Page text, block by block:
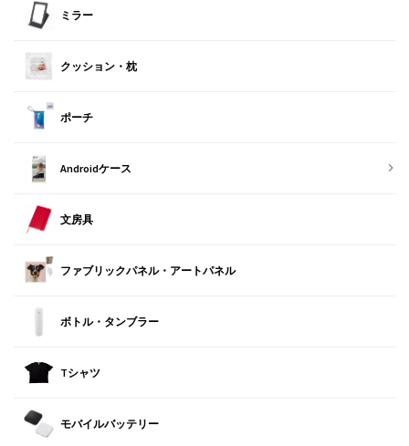
ミラー
クッション・枕
ポーチ
Androidケース
文房具
ファブリックパネル・アートパネル
ボトル・タンブラー
Tシャツ
モバイルバッテリー